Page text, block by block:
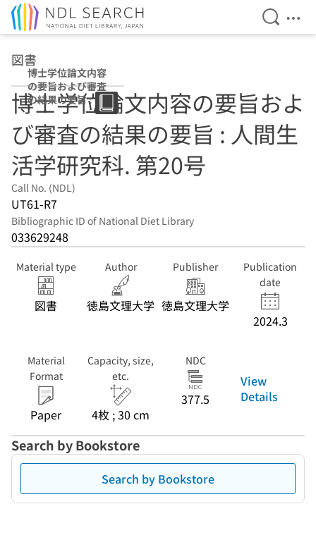
Open
図書
博士学位論文内容
の要旨および審査
の結果の要旨 : 人
間生活学研究科
第20号
博士学位論文内容の要旨およ
び審査の結果の要旨 : 人間生
活学研究科. 第20号
Call No. (NDL)
UT61-R7
Bibliographic ID of National Diet Library
033629248
Material type
図書
Author
徳島文理大学
Publisher
徳島文理大学
Publication
date
2024.3
Material
Format
Paper
Capacity, size,
etc.
4枚 ; 30 cm
NDC
377.5
View
Details
Search by Bookstore
Search by Bookstore